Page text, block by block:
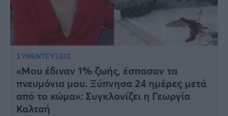
ΣΥΝΕΝΤΕΥΞΕΙΣ
«Μου έδιναν 1% ζωής, έσπασαν τα
πνευμόνια μου. Ξύπνησα 24 ημέρες μετά
από το κώμα»: Συγκλονίζει η Γεωργία
Καλτσή